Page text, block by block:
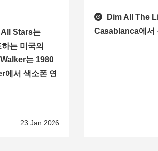
Stars는
는 미국의
는 1980
에서 색소폰 연
23 Jan 2026
Dim All The
Casablanca에서